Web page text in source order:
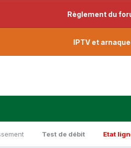
Règlement du
IPTV et
Test de débit Etat